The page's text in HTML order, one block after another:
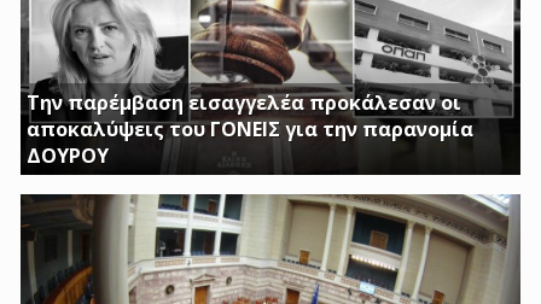
Την παρέμβαση εισαγγελέα προκάλεσαν οι
αποκαλύψεις του ΓΟΝΕΙΣ για την παρανομία
ΔΟΥΡΟΥ
ΤΗΝ ΩΡΑ ΠΟΥ ΚΤΙΡΙΑ ΤΟΥ ΔΗΜΟΣΙΟΥ ΠΑΡΑΜΕΝΟΥΝ ΚΛΕΙΣΤΑ
Η ΔΟΥΡΟΥ ΔΙΝΕΙ 20 ΕΚΚΑΤΟΜΥΡΙΑ ΓΙΑ ΑΓΟΡΑ